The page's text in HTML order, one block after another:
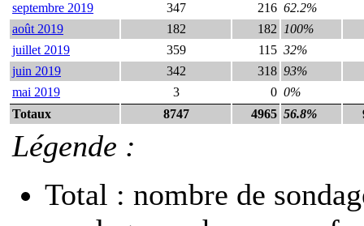
septembre 2019
347 216 62.2%
août 2019
182 182
100%
juillet 2019
359 115 32%
juin 2019
342 318 93%
mai 2019
3 0 0%
Totaux
8747 4965 56.8%
Légende :
Total : nombre de